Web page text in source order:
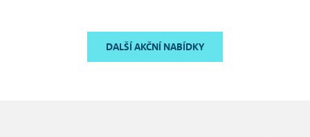
DALŠÍ AKČNÍ NABÍDKY